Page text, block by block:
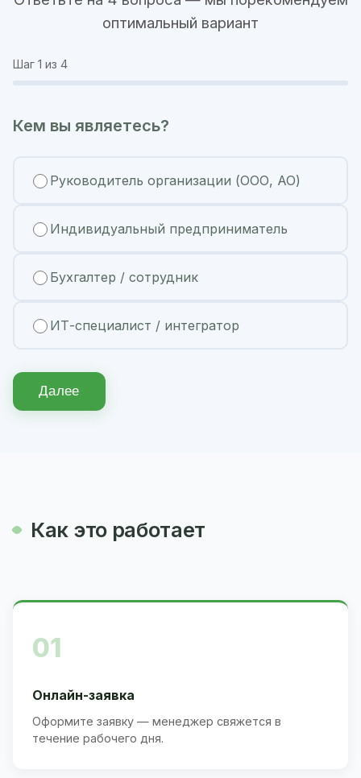
оптимальный вариант
Шаг 1 из 4
Кем вы являетесь?
Руководитель организации (ООО, АО)
Индивидуальный предприниматель
Бухгалтер / сотрудник
ИТ-специалист / интегратор
Далее
Как это работает
01
Онлайн-заявка
Оформите заявку — менеджер свяжется в
течение рабочего дня.